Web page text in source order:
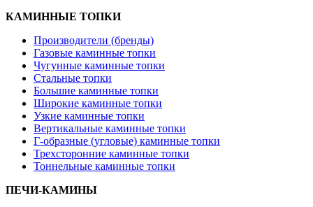
КАМИННЫЕ ТОПКИ
Производители (бренды)
Газовые каминные топки
Чугунные каминные топки
Стальные топки
Большие каминные топки
Широкие каминные топки
Узкие каминные топки
Вертикальные каминные топки
Г-образные (угловые) каминные топки
Трехсторонние каминные топки
Тоннельные каминные топки
ПЕЧИ-КАМИНЫ